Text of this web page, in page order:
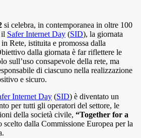
si celebra, in contemporanea in oltre 100
Safer Internet Day (SID), la giornata
Rete, istituita e promossa dalla
dalla giornata è far riflettere le
sull’uso consapevole della rete, ma
di ciascuno nella realizzazione
e sicuro.
Internet Day (SID) è diventato un
per tutti gli operatori del settore, le
della società civile, “Together for a
scelto dalla Commissione Europea per la